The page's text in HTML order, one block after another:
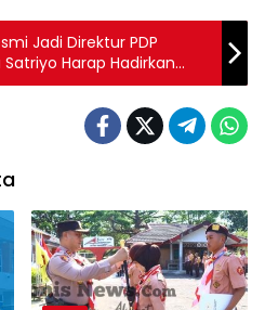
Jadi Direktur PDP
Harap Hadirkan